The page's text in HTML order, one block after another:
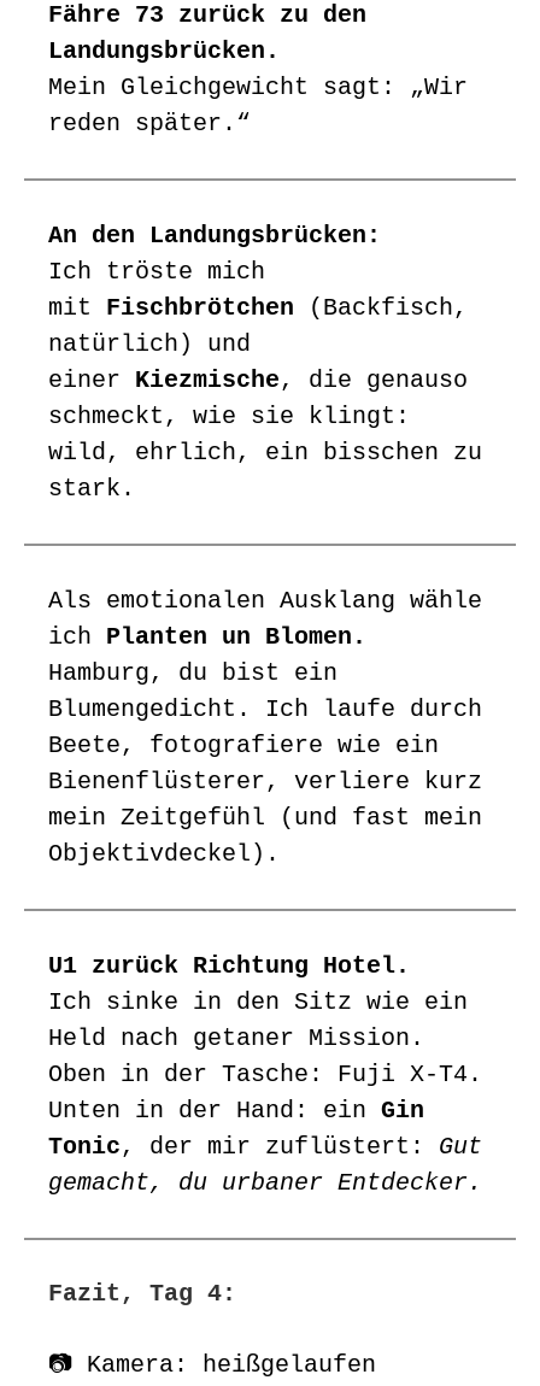
Fähre 73 zurück zu den
Landungsbrücken.
Mein Gleichgewicht sagt: „Wir
reden später.“
An den Landungsbrücken:
Ich tröste mich
mit Fischbrötchen (Backfisch,
natürlich) und
einer Kiezmische, die genauso
schmeckt, wie sie klingt:
wild, ehrlich, ein bisschen zu
stark.
Als emotionalen Ausklang wähle
ich Planten un Blomen.
Hamburg, du bist ein
Blumengedicht. Ich laufe durch
Beete, fotografiere wie ein
Bienenflüsterer, verliere kurz
mein Zeitgefühl (und fast mein
Objektivdeckel).
U1 zurück Richtung Hotel.
Ich sinke in den Sitz wie ein
Held nach getaner Mission.
Oben in der Tasche: Fuji X-T4.
Unten in der Hand: ein Gin
Tonic, der mir zuflüstert: Gut
gemacht, du urbaner Entdecker.
Fazit, Tag 4:
📷 Kamera: heißgelaufen